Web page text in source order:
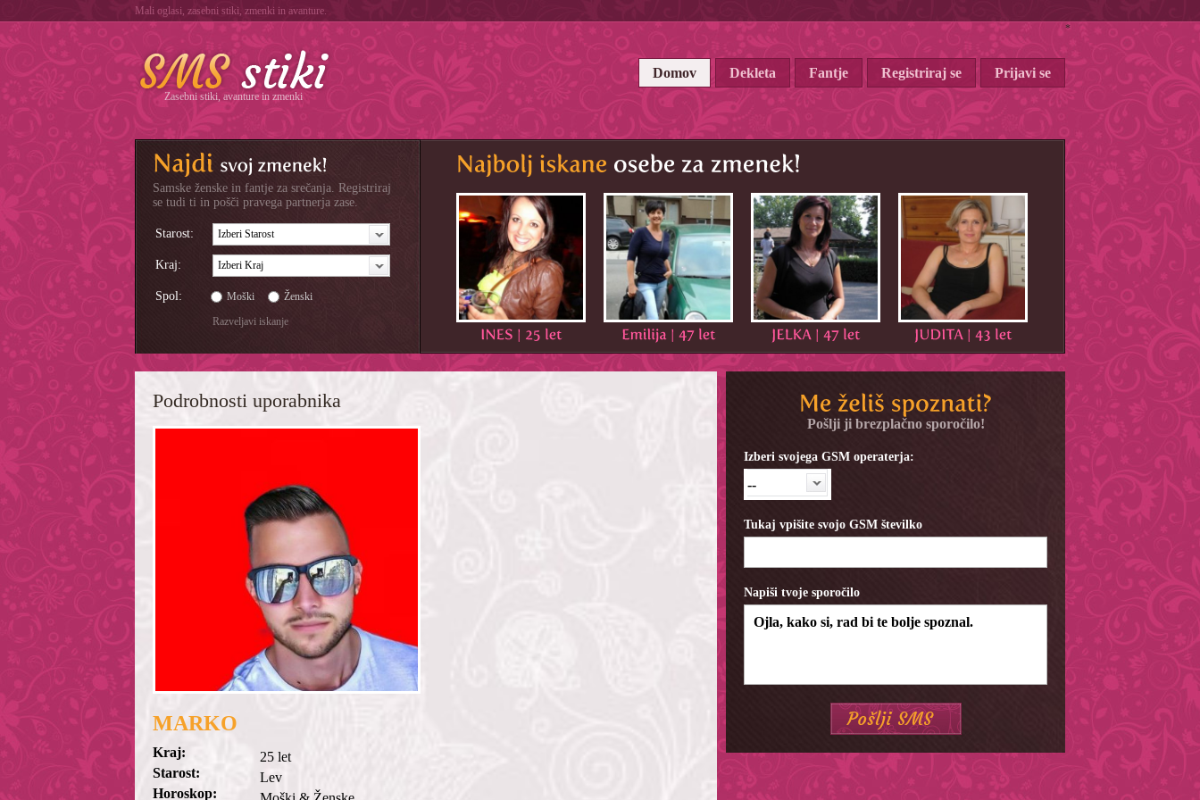
Mali oglasi, zasebni stiki, zmenki in avanture.
Zasebni stiki, avanture in zmenki
Domov Dekleta Fantje Registriraj se Prijavi se
Samske ženske in fantje za srečanja. Registriraj
se tudi ti in pošči pravega partnerja zase.
Starost: Izberi Starost
Kraj: Izberi Kraj
Spol: Moški
Ženski
Razveljavi iskanje
Podrobnosti uporabnika
MARKO
Kraj:
Starost:
Horoskop:
25 let
Lev
Pošlji ji brezplačno sporočilo!
Izberi svojega GSM operaterja:
--
Tukaj vpišite svojo GSM številko
Napiši tvoje sporočilo
*